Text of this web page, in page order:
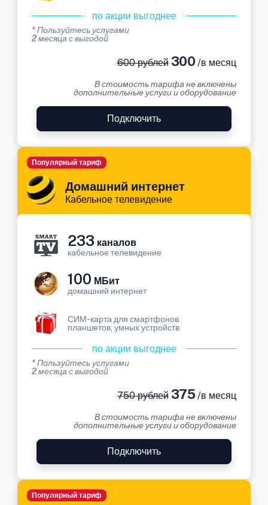
по акции выгоднее
* Пользуйтесь услугами
2 месяца с выгодой
600 рублей300 /в месяц
В стоимость тарифа не включены
дополнительные услуги и оборудование
Подключить
Домашний интернет
Кабельное телевидение
Популярный тариф
233 каналов
кабельное телевидение
100 МБит
домашний интернет
СИМ-карта для смартфонов
планшетов, умных устройств
по акции выгоднее
* Пользуйтесь услугами
2 месяца с выгодой
750 рублей375 /в месяц
В стоимость тарифа не включены
дополнительные услуги и оборудование
Подключить
Популярный тариф